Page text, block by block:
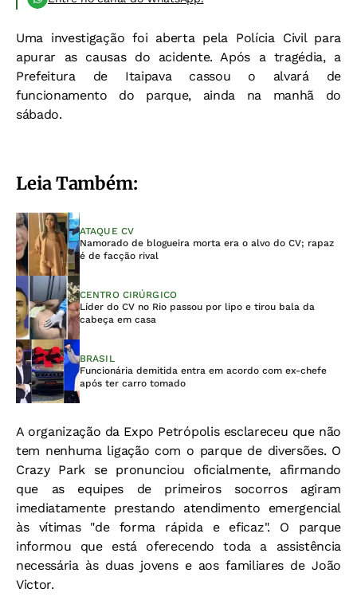
Uma investigação foi aberta pela Polícia Civil para
apurar as causas do acidente. Após a tragédia, a
Prefeitura de Itaipava cassou o alvará de
funcionamento do parque, ainda na manhã do
sábado.
Leia Também:
ATAQUE CV
Namorado de blogueira morta era o alvo do CV; rapaz
é de facção rival
CENTRO CIRÚRGICO
Líder do CV no Rio passou por lipo e tirou bala da
cabeça em casa
BRASIL
Funcionária demitida entra em acordo com ex-chefe
após ter carro tomado
A organização da Expo Petrópolis esclareceu que não
tem nenhuma ligação com o parque de diversões. O
Crazy Park se pronunciou oficialmente, afirmando
que as equipes de primeiros socorros agiram
imediatamente prestando atendimento emergencial
às vítimas "de forma rápida e eficaz". O parque
informou que está oferecendo toda a assistência
necessária às duas jovens e aos familiares de João
Victor.